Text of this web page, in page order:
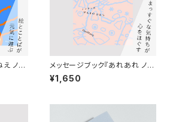
え ノン
成：
メッセージブック『あれあれ ノン
タン』絵・ことば：キヨノサチコ
¥1,650